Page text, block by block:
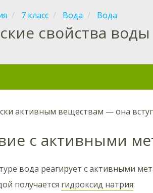
7 класс Вода Вода
свойства воды
активным веществам — она
с активными
вода реагирует с активными
получается гидроксид натрия: